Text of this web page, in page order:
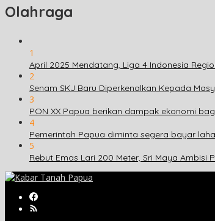
Olahraga
1
April 2025 Mendatang, Liga 4 Indonesia
2
Senam SKJ Baru Diperkenalkan Kepada
3
PON XX Papua berikan dampak ekonomi
4
Pemerintah Papua diminta segera bayar
5
Rebut Emas Lari 200 Meter, Sri Maya Ambisi